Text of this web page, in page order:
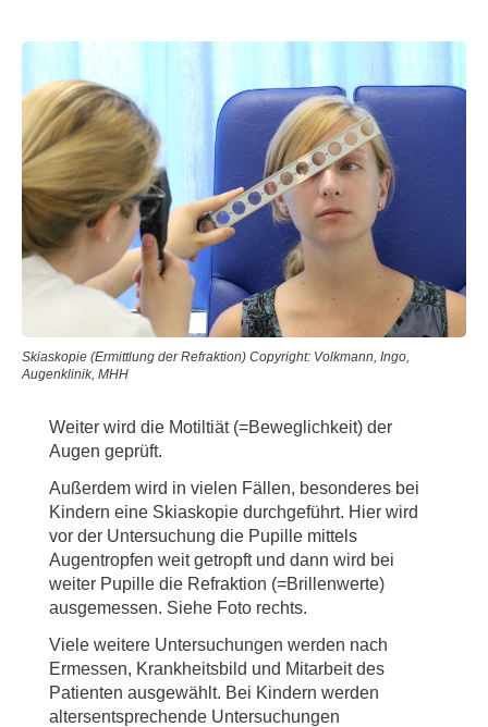
Skiaskopie (Ermittlung der Refraktion) Copyright: Volkmann, Ingo,
Augenklinik, MHH
Weiter wird die Motiltiät (=Beweglichkeit) der
Augen geprüft.
Außerdem wird in vielen Fällen, besonderes bei
Kindern eine Skiaskopie durchgeführt. Hier wird
vor der Untersuchung die Pupille mittels
Augentropfen weit getropft und dann wird bei
weiter Pupille die Refraktion (=Brillenwerte)
ausgemessen. Siehe Foto rechts.
Viele weitere Untersuchungen werden nach
Ermessen, Krankheitsbild und Mitarbeit des
Patienten ausgewählt. Bei Kindern werden
altersentsprechende Untersuchungen